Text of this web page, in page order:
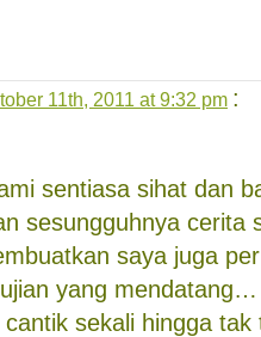
11th, 2011 at 9:32 pm :
sentiasa sihat dan
sesungguhnya cerita
saya juga
yang mendatang…
sekali hingga